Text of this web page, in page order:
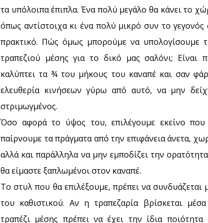
τα υπόλοιπα έπιπλα. Ένα πολύ μεγάλο θα κάνει το
όπως αντίστοιχα κι ένα πολύ μικρό συν το γεγονός
πρακτικό. Πώς όμως μπορούμε να υπολογίσουμε
τραπεζιού μέσης για το δικό μας σαλόνι; Είναι
καλύπτει τα ¾ του μήκους του καναπέ και σαν
ελευθερία κινήσεων γύρω από αυτό, να μην
στριμωγμένος.
Όσο αφορά το ύψος του, επιλέγουμε εκείνο που
παίρνουμε τα πράγματα από την επιφάνεια άνετα,
αλλά και παράλληλα να μην εμποδίζει την
θα είμαστε ξαπλωμένοι στον καναπέ.
Το στυλ που θα επιλέξουμε, πρέπει να συνδυάζεται
του καθιστικού. Αν η τραπεζαρία βρίσκεται
τραπέζι μέσης πρέπει να έχει την ίδια